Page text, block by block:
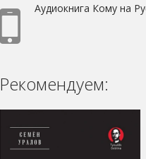
Аудиокнига Кому на
Рекомендуем: